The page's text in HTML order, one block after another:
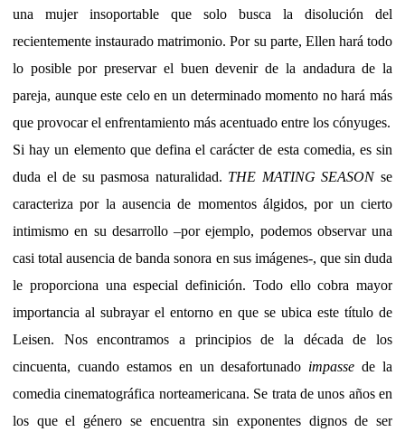
una mujer insoportable que solo busca la disolución del
recientemente instaurado matrimonio. Por su parte, Ellen hará todo
lo posible por preservar el buen devenir de la andadura de la
pareja, aunque este celo en un determinado momento no hará más
que provocar el enfrentamiento más acentuado entre los cónyuges.
Si hay un elemento que defina el carácter de esta comedia, es sin
duda el de su pasmosa naturalidad. THE MATING SEASONse
caracteriza por la ausencia de momentos álgidos, por un cierto
intimismo en su desarrollo –por ejemplo, podemos observar una
casi total ausencia de banda sonora en sus imágenes-, que sin duda
le proporciona una especial definición. Todo ello cobra mayor
importancia al subrayar el entorno en que se ubica este título de
Leisen. Nos encontramos a principios de la década de los
cincuenta, cuando estamos en un desafortunado impasse de la
comedia cinematográfica norteamericana. Se trata de unos años en
los que el género se encuentra sin exponentes dignos de ser